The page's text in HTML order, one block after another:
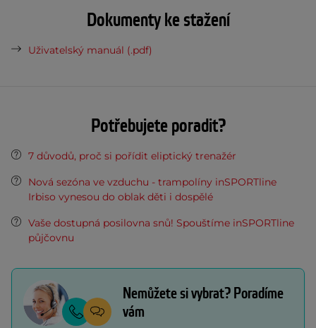
Dokumenty ke stažení
Uživatelský manuál (.pdf)
Potřebujete poradit?
7 důvodů, proč si pořídit eliptický trenažér
Nová sezóna ve vzduchu - trampolíny inSPORTline
Irbiso vynesou do oblak děti i dospělé
Vaše dostupná posilovna snů! Spouštíme inSPORTline
půjčovnu
Nemůžete si vybrat? Poradíme
vám